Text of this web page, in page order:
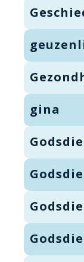
gina